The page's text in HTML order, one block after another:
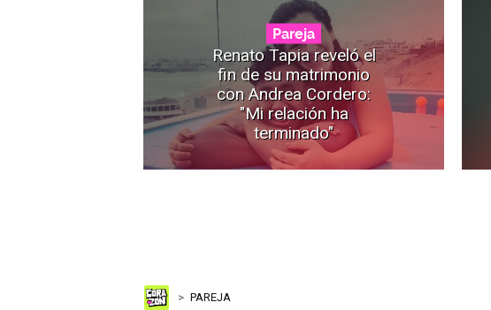
Pareja
Renato Tapia reveló el
fin de su matrimonio
con Andrea Cordero:
"Mi relación ha
terminado"
PAREJA